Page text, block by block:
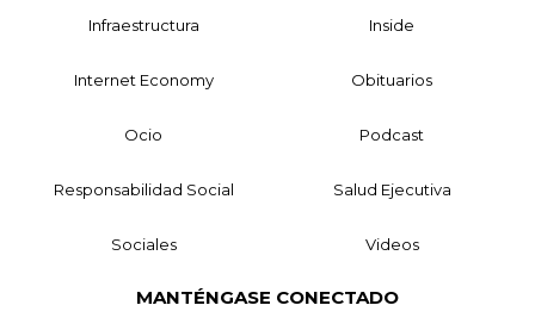
Infraestructura Inside
Internet Economy Obituarios
Ocio Podcast
Responsabilidad Social Salud Ejecutiva
Sociales Videos
MANTÉNGASE CONECTADO